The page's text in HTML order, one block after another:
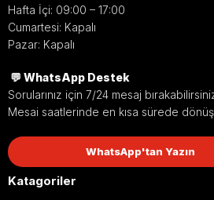
Hafta İçi: 09:00 – 17:00
Cumartesi: Kapalı
Pazar: Kapalı
💬 WhatsApp Destek
Sorularınız için 7/24 mesaj
Mesai saatlerinde en kısa sürede
WhatsApp'tan Yazın
Katagoriler